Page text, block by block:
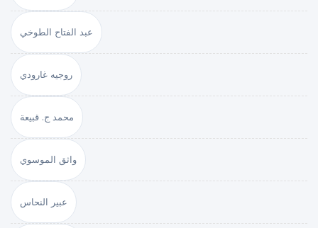
عبد الفتاح الطوخي
روجيه غارودي
محمد ج. قبيعة
واثق الموسوي
عبير النحاس